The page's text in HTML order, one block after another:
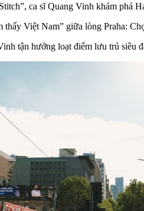
ca sĩ Quang Vinh khám phá
thấy Việt Nam” giữa lòng Praha:
tận hưởng loạt điểm lưu trú siêu